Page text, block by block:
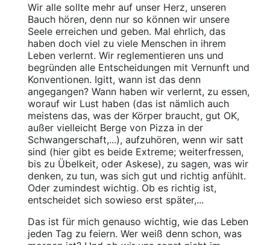
Wir alle sollte mehr auf unser Herz, unseren
Bauch hören, denn nur so können wir unsere
Seele erreichen und geben. Mal ehrlich, das
haben doch viel zu viele Menschen in ihrem
Leben verlernt. Wir reglementieren uns und
begründen alle Entscheidungen mit Vernunft und
Konventionen. Igitt, wann ist das denn
angegangen? Wann haben wir verlernt, zu essen,
worauf wir Lust haben (das ist nämlich auch
meistens das, was der Körper braucht, gut OK,
außer vielleicht Berge von Pizza in der
Schwangerschaft,...), aufzuhören, wenn wir satt
sind (hier gibt es beide Extreme; weiterfressen,
bis zu Übelkeit, oder Askese), zu sagen, was wir
denken, zu tun, was sich gut und richtig anfühlt.
Oder zumindest wichtig. Ob es richtig ist,
entscheidet sich sowieso erst später,...
Das ist für mich genauso wichtig, wie das Leben
jeden Tag zu feiern. Wer weiß denn schon, was